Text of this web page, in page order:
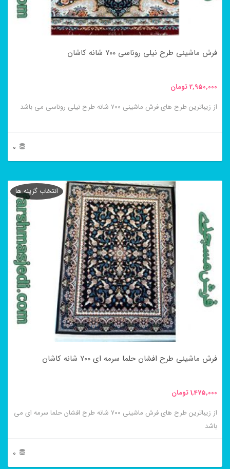
صفحه
انتخاب
شوند
فرش ماشینی طرح نیلی روناسی ۷۰۰ شانه کاشان
2,950,000تومان
از زیباترین طرح های فرش ماشینی ۷۰۰ شانه طرح نیلی روناسی می باشد
0
محصول
مختلفی
باشد.
گزینه
ها
صفحه
انتخاب
شوند
فرش ماشینی طرح افشان حلما سرمه ای ۷۰۰ شانه کاشان
1,475,000تومان
از زیباترین طرح های فرش ماشینی ۷۰۰ شانه طرح افشان حلما سرمه ای می
باشد
0
انتخاب گزینه ها